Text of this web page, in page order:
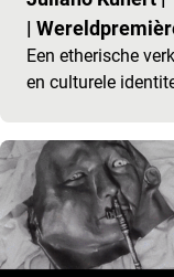
|
Een etherische
en culturele